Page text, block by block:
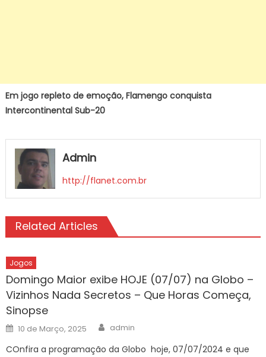
Em jogo repleto de emoção, Flamengo conquista
Intercontinental Sub-20
Admin
http://flanet.com.br
Related Articles
Jogos
Domingo Maior exibe HOJE (07/07) na Globo –
Vizinhos Nada Secretos – Que Horas Começa,
Sinopse
Posted
on
10 de Março, 2025 Author
admin
COnfira a programação da Globo hoje, 07/07/2024 e que